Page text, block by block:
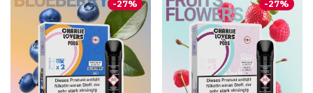
-27% -27%